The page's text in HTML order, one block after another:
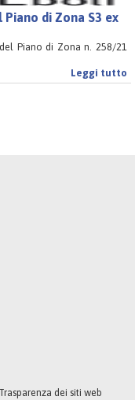
di Zona S3 ex
Piano di Zona n. 258/21
Leggi tutto
dei siti web